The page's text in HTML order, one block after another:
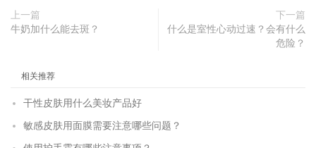
上一篇
牛奶加什么能去斑？
下一篇
什么是室性心动过速？会有什么
危险？
相关推荐
干性皮肤用什么美妆产品好
敏感皮肤用面膜需要注意哪些问题？